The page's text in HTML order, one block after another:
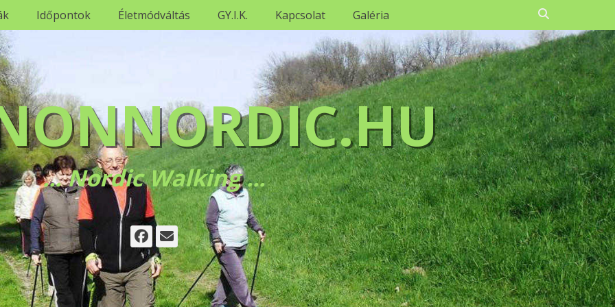
Időpontok Életmódváltás GY.I.K. Kapcsolat Galéria
... Nordic Walking ...
Facebook
Email